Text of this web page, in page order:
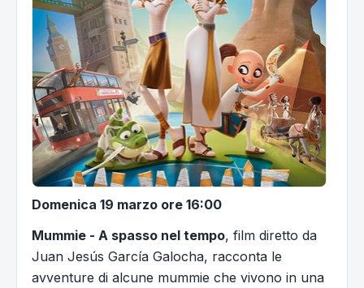
Domenica 19 marzo ore 16:00
Mummie - A spasso nel tempo, film diretto da
Juan Jesús García Galocha, racconta le
avventure di alcune mummie che vivono in una